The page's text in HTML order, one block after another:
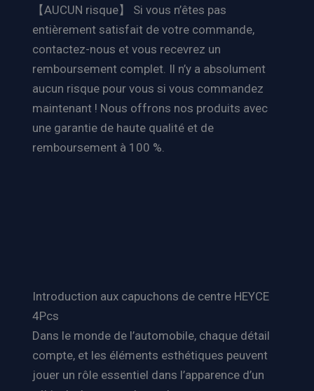
【AUCUN risque】 Si vous n’êtes pas
entièrement satisfait de votre commande,
contactez-nous et vous recevrez un
remboursement complet. Il n’y a absolument
aucun risque pour vous si vous commandez
maintenant ! Nous offrons nos produits avec
une garantie de haute qualité et de
remboursement à 100 %.
Introduction aux capuchons de centre HEYCE
4Pcs
Dans le monde de l’automobile, chaque détail
compte, et les éléments esthétiques peuvent
jouer un rôle essentiel dans l’apparence d’un